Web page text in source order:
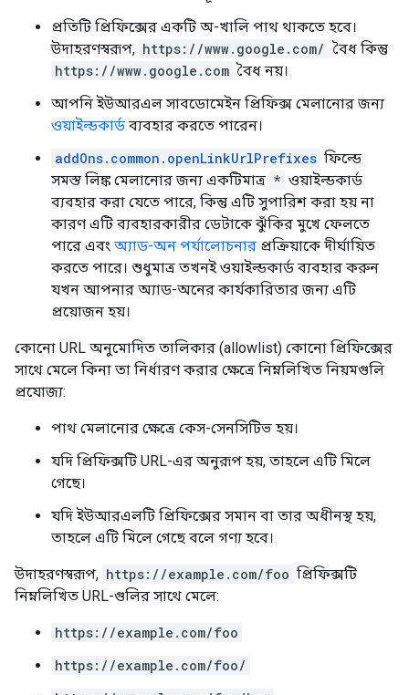
প্রতিটি প্রিফিক্সের একটি অ-খালি পাথ থাকতে হবে।
উদাহরণস্বরূপ, https://www.google.com/ বৈধ কিন্তু
https://www.google.com বৈধ নয়।
আপনি ইউআরএল সাবডোমেইন প্রিফিক্স মেলানোর জন্য
ওয়াইল্ডকার্ড ব্যবহার করতে পারেন।
addOns.common.openLinkUrlPrefixes ফিল্ডে
সমস্ত লিঙ্ক মেলানোর জন্য একটিমাত্র * ওয়াইল্ডকার্ড
ব্যবহার করা যেতে পারে, কিন্তু এটি সুপারিশ করা হয় না
কারণ এটি ব্যবহারকারীর ডেটাকে ঝুঁকির মুখে ফেলতে
পারে এবং অ্যাড-অন পর্যালোচনার প্রক্রিয়াকে দীর্ঘায়িত
করতে পারে। শুধুমাত্র তখনই ওয়াইল্ডকার্ড ব্যবহার করুন
যখন আপনার অ্যাড-অনের কার্যকারিতার জন্য এটি
প্রয়োজন হয়।
কোনো URL অনুমোদিত তালিকার (allowlist) কোনো প্রিফিক্সের
সাথে মেলে কিনা তা নির্ধারণ করার ক্ষেত্রে নিম্নলিখিত নিয়মগুলি
প্রযোজ্য:
পাথ মেলানোর ক্ষেত্রে কেস-সেনসিটিভ হয়।
যদি প্রিফিক্সটি URL-এর অনুরূপ হয়, তাহলে এটি মিলে
গেছে।
যদি ইউআরএলটি প্রিফিক্সের সমান বা তার অধীনস্থ হয়,
তাহলে এটি মিলে গেছে বলে গণ্য হবে।
উদাহরণস্বরূপ, https://example.com/foo প্রিফিক্সটি
নিম্নলিখিত URL-গুলির সাথে মেলে:
https://example.com/foo
https://example.com/foo/